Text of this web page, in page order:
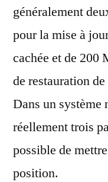
généralement
pour la mise à
cachée et de 200
de restauration
Dans un système
réellement trois
possible de
position.